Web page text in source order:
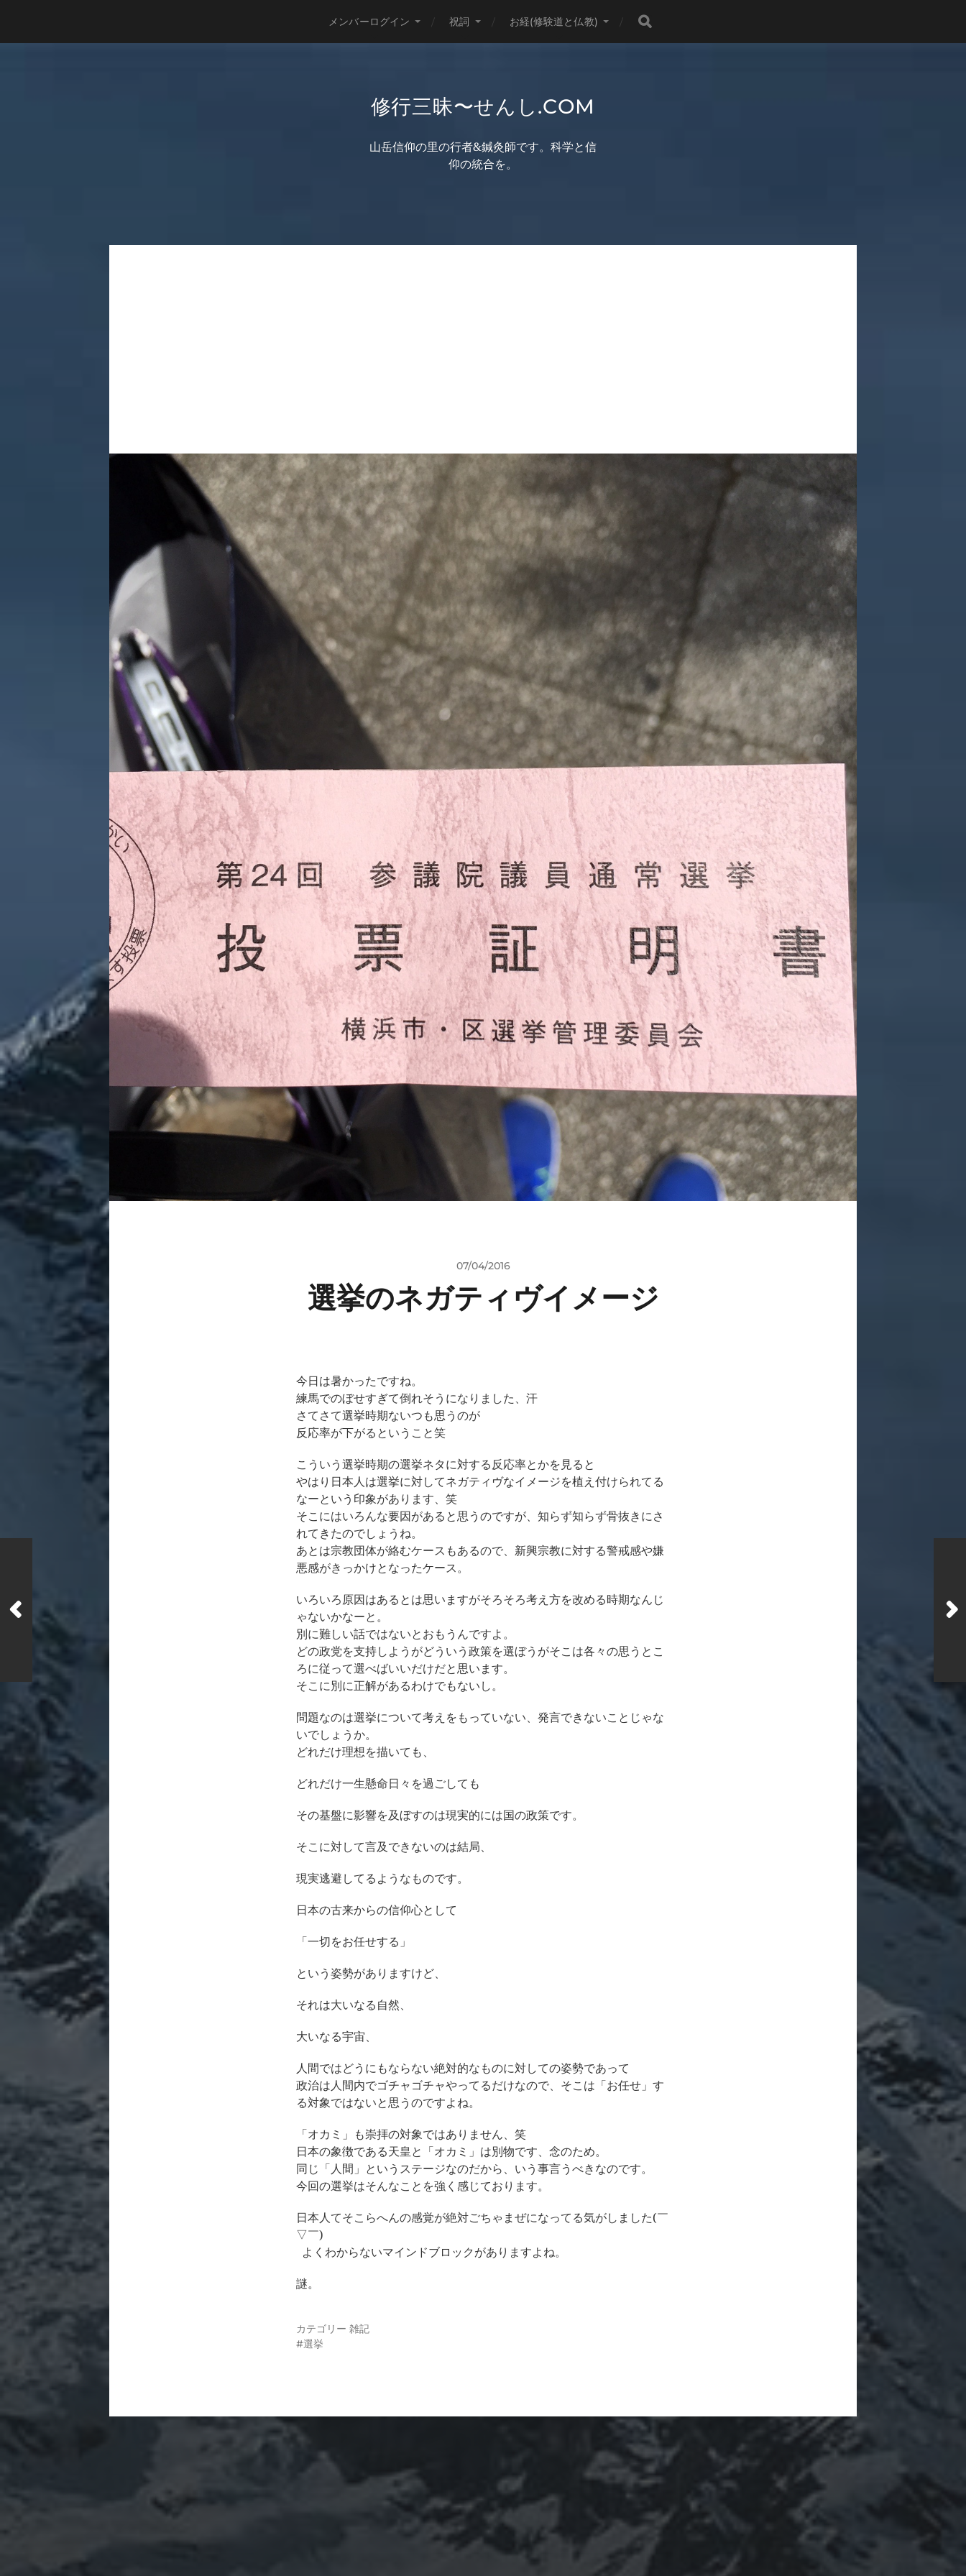
メンバーログイン 祝詞 お経(修験道と仏教)
修行三昧〜せんし.COM
山岳信仰の里の行者&鍼灸師です。科学と信
仰の統合を。
07/04/2016
選挙のネガティヴイメージ
今日は暑かったですね。
練馬でのぼせすぎて倒れそうになりました、汗
さてさて選挙時期ないつも思うのが
反応率が下がるということ笑
こういう選挙時期の選挙ネタに対する反応率とかを見ると
やはり日本人は選挙に対してネガティヴなイメージを植え付けられてる
なーという印象があります、笑
そこにはいろんな要因があると思うのですが、知らず知らず骨抜きにさ
れてきたのでしょうね。
あとは宗教団体が絡むケースもあるので、新興宗教に対する警戒感や嫌
悪感がきっかけとなったケース。
いろいろ原因はあるとは思いますがそろそろ考え方を改める時期なんじ
ゃないかなーと。
別に難しい話ではないとおもうんですよ。
どの政党を支持しようがどういう政策を選ぼうがそこは各々の思うとこ
ろに従って選べばいいだけだと思います。
そこに別に正解があるわけでもないし。
問題なのは選挙について考えをもっていない、発言できないことじゃな
いでしょうか。
どれだけ理想を描いても、
どれだけ一生懸命日々を過ごしても
その基盤に影響を及ぼすのは現実的には国の政策です。
そこに対して言及できないのは結局、
現実逃避してるようなものです。
日本の古来からの信仰心として
「一切をお任せする」
という姿勢がありますけど、
それは大いなる自然、
大いなる宇宙、
人間ではどうにもならない絶対的なものに対しての姿勢であって
政治は人間内でゴチャゴチャやってるだけなので、そこは「お任せ」す
る対象ではないと思うのですよね。
「オカミ」も崇拝の対象ではありません、笑
日本の象徴である天皇と「オカミ」は別物です、念のため。
同じ「人間」というステージなのだから、いう事言うべきなのです。
今回の選挙はそんなことを強く感じております。
日本人てそこらへんの感覚が絶対ごちゃまぜになってる気がしました(￣
▽￣)
よくわからないマインドブロックがありますよね。
謎。
カテゴリー 雑記
選挙